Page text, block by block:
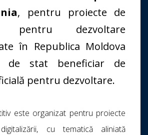
, pentru proiecte de
pentru dezvoltare
în Republica Moldova
de stat beneficiar de
pentru dezvoltare.
este organizat pentru proiecte
cu tematică aliniată